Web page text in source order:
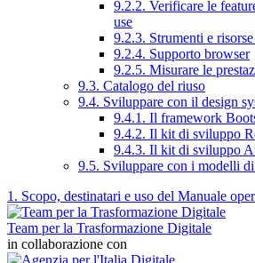
9.2.2. Verificare le
use
9.2.3. Strumenti e
9.2.4. Supporto browser
9.2.5. Misurare le
9.3. Catalogo del riuso
9.4. Sviluppare con il design
9.4.1. Il framework
9.4.2. Il kit di sviluppo
9.4.3. Il kit di sviluppo
9.5. Sviluppare con i modelli
1. Scopo, destinatari e uso del Manuale
Team per la Trasformazione Digitale
in collaborazione con